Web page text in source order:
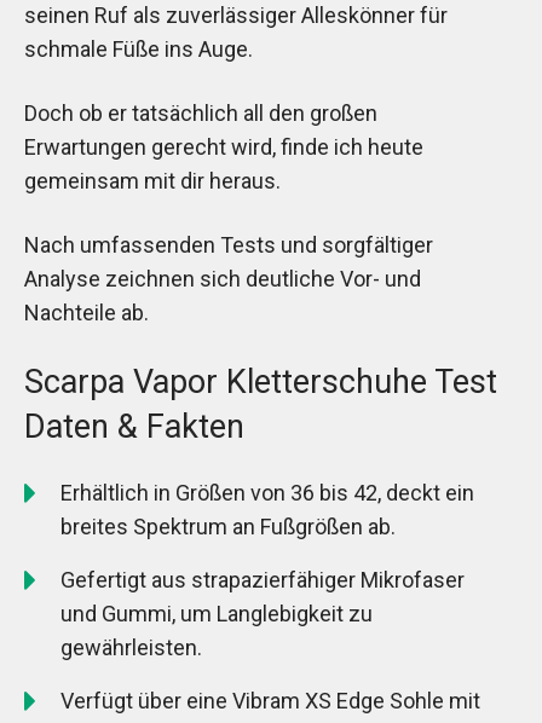
seinen Ruf als zuverlässiger Alleskönner für
schmale Füße ins Auge.
Doch ob er tatsächlich all den großen
Erwartungen gerecht wird, finde ich heute
gemeinsam mit dir heraus.
Nach umfassenden Tests und sorgfältiger
Analyse zeichnen sich deutliche Vor- und
Nachteile ab.
Scarpa Vapor Kletterschuhe Test
Daten & Fakten
Erhältlich in Größen von 36 bis 42, deckt ein
breites Spektrum an Fußgrößen ab.
Gefertigt aus strapazierfähiger Mikrofaser
und Gummi, um Langlebigkeit zu
gewährleisten.
Verfügt über eine Vibram XS Edge Sohle mit